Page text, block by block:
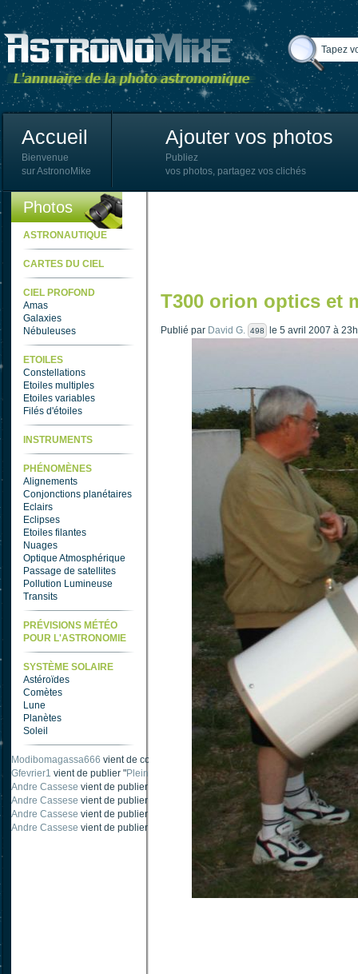
Accueil
Bienvenue
sur AstronoMike
Ajouter vos photos
Publiez
vos photos, partagez vos clichés
Photos
ASTRONAUTIQUE
CARTES DU CIEL
CIEL PROFOND
Amas
Galaxies
Nébuleuses
ETOILES
Constellations
Etoiles multiples
Etoiles variables
Filés d'étoiles
INSTRUMENTS
PHÉNOMÈNES
Alignements
Conjonctions planétaires
Eclairs
Eclipses
Etoiles filantes
Nuages
Optique Atmosphérique
Passage de satellites
Pollution Lumineuse
Transits
PRÉVISIONS MÉTÉO
POUR L'ASTRONOMIE
SYSTÈME SOLAIRE
Astéroïdes
Comètes
Lune
Planètes
Soleil
Modibomagassa666 vient de commenter " Ombre portée d'une traînée d'avion
Gfevrier1 vient de publier "Pleine Lune - 9 Aout 205 ".
Andre Cassese vient de publier "
Tache solaire 18 juin 2021 lunette 120 mm
Andre Cassese vient de publier "
Tache solaire 21 juin 2021 lunette halpha 120
Andre Cassese vient de publier "
taches solaires et zone active halpha 27 juin
Andre Cassese vient de publier " Protuberance explosive 9 juin 2021 lunette
T300 orion optics et
Publié par David G. 498 le 5 avril 2007 à